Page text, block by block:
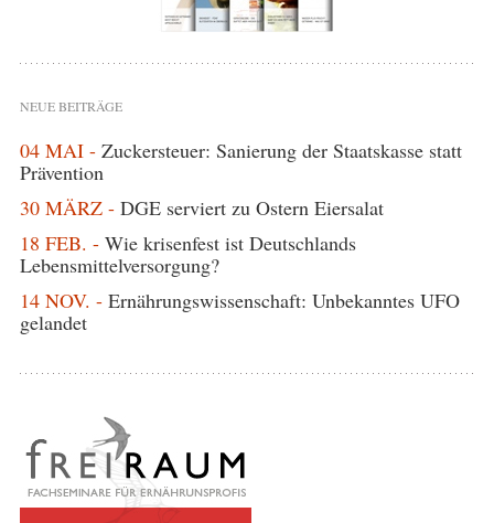
NEUE BEITRÄGE
04 MAI - Zuckersteuer: Sanierung der Staatskasse statt
Prävention
30 MÄRZ - DGE serviert zu Ostern Eiersalat
18 FEB. - Wie krisenfest ist Deutschlands
Lebensmittelversorgung?
14 NOV. - Ernährungswissenschaft: Unbekanntes UFO
gelandet